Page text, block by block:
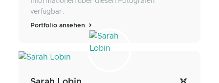
verfügbar.
Portfolio ansehen